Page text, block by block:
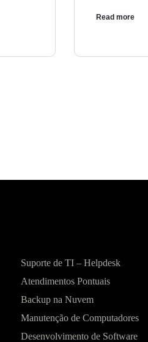
Read more
Suporte de TI – Helpdesk
Atendimentos Pontuais
Backup na Nuvem
Manutenção de Computadores
Desenvolvimento de Software